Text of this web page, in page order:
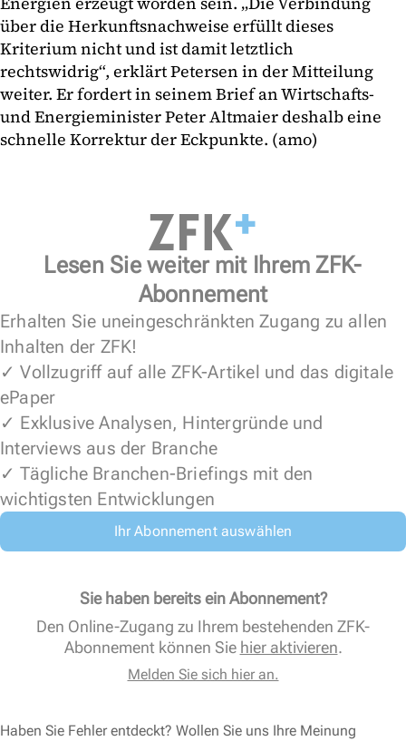
über die Herkunftsnachweise erfüllt dieses
Kriterium nicht und ist damit letztlich
rechtswidrig“, erklärt Petersen in der Mitteilung
weiter. Er fordert in seinem Brief an Wirtschafts-
und Energieminister Peter Altmaier deshalb eine
schnelle Korrektur der Eckpunkte. (amo)
Lesen Sie weiter mit Ihrem ZFK-
Abonnement
Erhalten Sie uneingeschränkten Zugang zu allen
Inhalten der ZFK!
✓ Vollzugriff auf alle ZFK-Artikel und das digitale
ePaper
✓ Exklusive Analysen, Hintergründe und
Interviews aus der Branche
✓ Tägliche Branchen-Briefings mit den
wichtigsten Entwicklungen
Ihr Abonnement auswählen
Sie haben bereits ein Abonnement?
Den Online-Zugang zu Ihrem bestehenden ZFK-
Abonnement können Sie hier aktivieren.
Melden Sie sich hier an.
Haben Sie Fehler entdeckt? Wollen Sie uns Ihre Meinung